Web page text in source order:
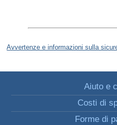
Avvertenze e informazioni sulla
Aiuto e
Costi di
Forme di